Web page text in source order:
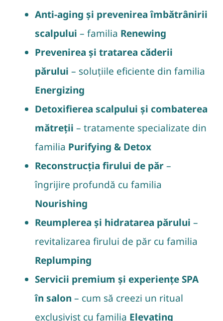
Anti-aging și prevenirea îmbătrânirii
scalpului – familia Renewing
Prevenirea și tratarea căderii
părului – soluțiile eficiente din familia
Energizing
Detoxifierea scalpului și combaterea
mătreții – tratamente specializate din
familia Purifying & Detox
Reconstrucția firului de păr–
îngrijire profundă cu familia
Nourishing
Reumplerea și hidratarea părului –
revitalizarea firului de păr cu familia
Replumping
Servicii premium și experiențe SPA
în salon – cum să creezi un ritual
exclusivist cu familia Elevating